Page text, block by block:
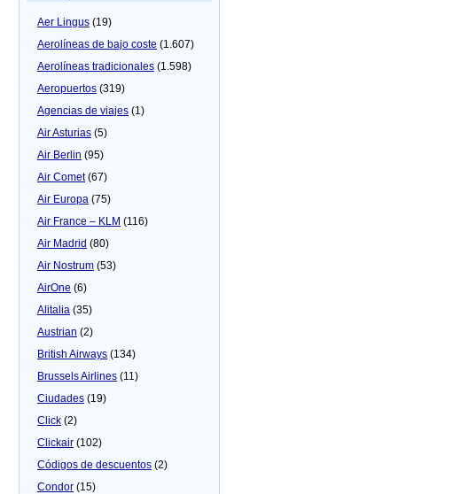
Aer Lingus (19)
Aerolíneas de bajo coste (1.607)
Aerolíneas tradicionales (1.598)
Aeropuertos (319)
Agencias de viajes (1)
Air Asturias (5)
Air Berlin (95)
Air Comet(67)
Air Europa (75)
Air France – KLM (116)
Air Madrid (80)
Air Nostrum (53)
AirOne (6)
Alitalia (35)
Austrian (2)
British Airways (134)
Brussels Airlines (11)
Ciudades (19)
Click (2)
Clickair (102)
Códigos de descuentos (2)
Condor (15)